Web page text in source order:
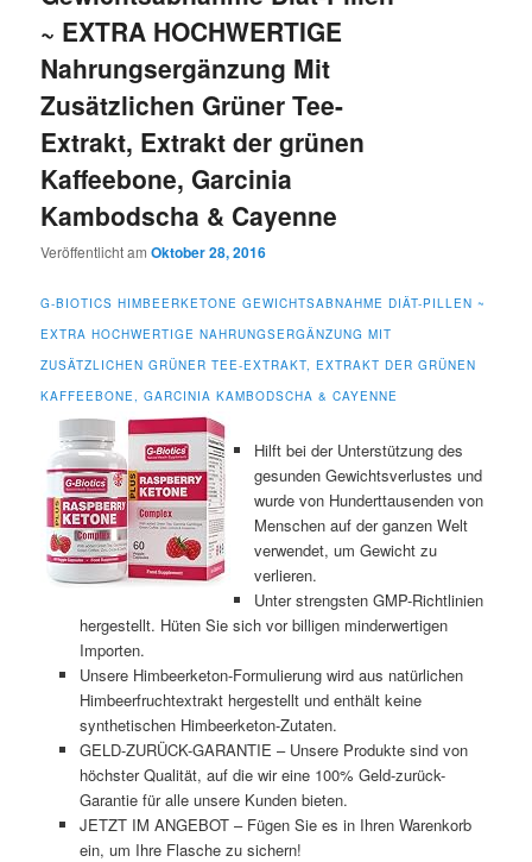
~ EXTRA HOCHWERTIGE
Nahrungsergänzung Mit
Zusätzlichen Grüner Tee-
Extrakt, Extrakt der grünen
Kaffeebone, Garcinia
Kambodscha & Cayenne
Veröffentlicht amOktober 28, 2016
G-BIOTICS HIMBEERKETONE GEWICHTSABNAHME DIÄT-PILLEN ~
EXTRA HOCHWERTIGE NAHRUNGSERGÄNZUNG MIT
ZUSÄTZLICHEN GRÜNER TEE-EXTRAKT, EXTRAKT DER GRÜNEN
KAFFEEBONE, GARCINIA KAMBODSCHA & CAYENNE
Hilft bei der Unterstützung des
gesunden Gewichtsverlustes und
wurde von Hunderttausenden von
Menschen auf der ganzen Welt
verwendet, um Gewicht zu
verlieren.
Unter strengsten GMP-Richtlinien
hergestellt. Hüten Sie sich vor billigen minderwertigen
Importen.
Unsere Himbeerketon-Formulierung wird aus natürlichen
Himbeerfruchtextrakt hergestellt und enthält keine
synthetischen Himbeerketon-Zutaten.
GELD-ZURÜCK-GARANTIE – Unsere Produkte sind von
höchster Qualität, auf die wir eine 100% Geld-zurück-
Garantie für alle unsere Kunden bieten.
JETZT IM ANGEBOT – Fügen Sie es in Ihren Warenkorb
ein, um Ihre Flasche zu sichern!